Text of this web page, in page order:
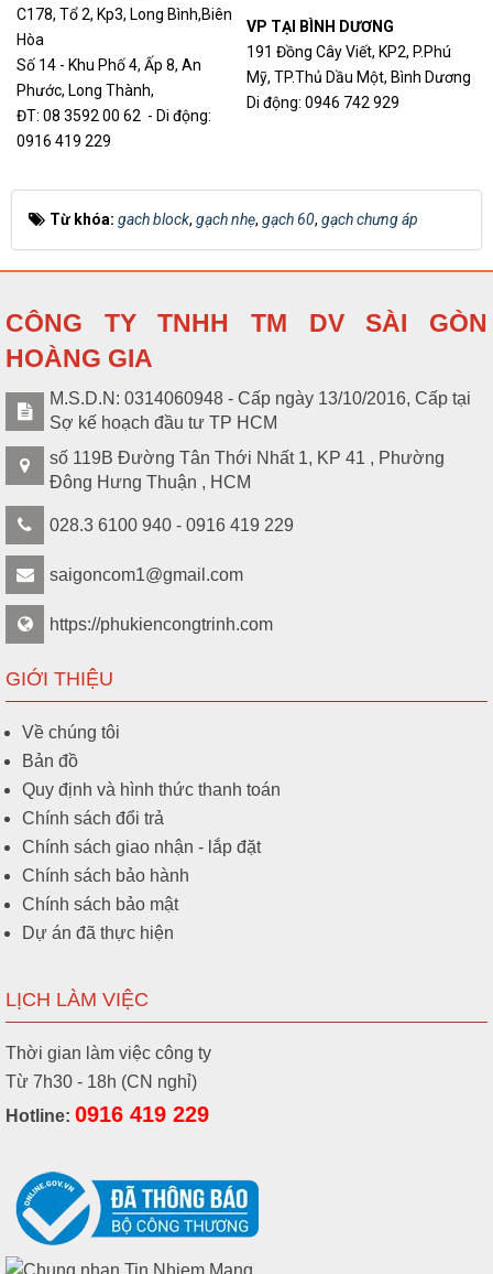
C178, Tổ 2, Kp3, Long Bình,Biên
Hòa
Số 14 - Khu Phố 4, Ấp 8, An
Phước, Long Thành,
ĐT: 08 3592 00 62 - Di động:
0916 419 229
VP TẠI BÌNH DƯƠNG
191 Đồng Cây Viết, KP2, P.Phú
Mỹ, TP.Thủ Dầu Một, Bình Dương
Di động: 0946 742 929
Từ khóa: gach block, gạch nhẹ, gạch 60, gạch chưng áp
CÔNG TY TNHH TM DV SÀI GÒN
HOÀNG GIA
M.S.D.N: 0314060948 - Cấp ngày 13/10/2016, Cấp tại
Sợ kế hoạch đầu tư TP HCM
số 119B Đường Tân Thới Nhất 1, KP 41 , Phường
Đông Hưng Thuận , HCM
028.3 6100 940 - 0916 419 229
saigoncom1@gmail.com
https://phukiencongtrinh.com
GIỚI THIỆU
Về chúng tôi
Bản đồ
Quy định và hình thức thanh toán
Chính sách đổi trả
Chính sách giao nhận - lắp đặt
Chính sách bảo hành
Chính sách bảo mật
Dự án đã thực hiện
LỊCH LÀM VIỆC
Thời gian làm việc công ty
Từ 7h30 - 18h (CN nghỉ)
Hotline: 0916 419 229